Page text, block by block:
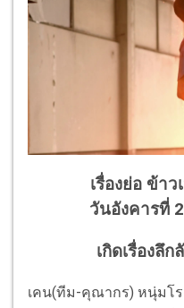
เรื่องย่อ ข้าว
วันอังคารที่
เกิดเรื่องลึ
เคน(ทีม-คุณากร) หนุ่มโร